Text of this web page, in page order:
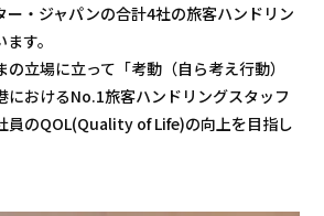
EN
ー・ジャパンの合計4社の旅客ハンドリン
す。
立場に立って「考動（自ら考え行動）
におけるNo.1旅客ハンドリングスタッフ
員のQOL(Quality of Life)の向上を目指し